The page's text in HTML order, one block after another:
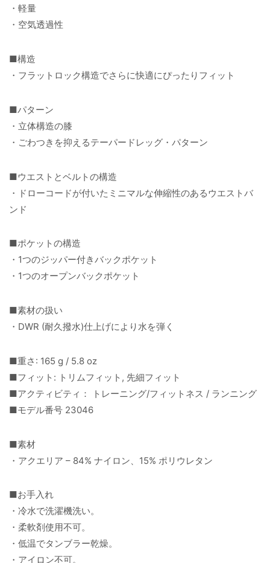
・軽量
・空気透過性
■構造
・フラットロック構造でさらに快適にぴったりフィット
■パターン
・立体構造の膝
・ごわつきを抑えるテーパードレッグ・パターン
■ウエストとベルトの構造
・ドローコードが付いたミニマルな伸縮性のあるウエストバ
ンド
■ポケットの構造
・1つのジッパー付きバックポケット
・1つのオープンバックポケット
■素材の扱い
・DWR (耐久撥水)仕上げにより水を弾く
■重さ: 165 g / 5.8 oz
■フィット: トリムフィット, 先細フィット
■アクティビティ： トレーニング/フィットネス / ランニング
■モデル番号 23046
■素材
・アクエリア – 84% ナイロン、15% ポリウレタン
■お手入れ
・冷水で洗濯機洗い。
・柔軟剤使用不可。
・低温でタンブラー乾燥。
・アイロン不可。